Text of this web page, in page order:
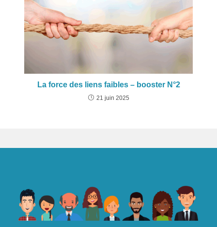
La force des liens faibles – booster N°2
21 juin 2025